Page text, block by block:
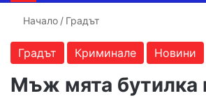
Начало / Градът
Градът Криминале Новини
Мъж мята бутилка